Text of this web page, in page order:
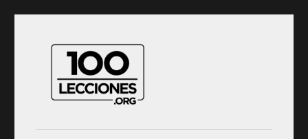
100Lecciones.Org